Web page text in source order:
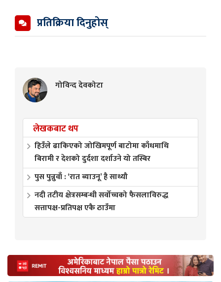
प्रतिक्रिया दिनुहोस्
गोविन्द देवकोटा
लेखकबाट थप
हिउँले ढाकिएको जोखिमपूर्ण बाटोमा काँधमाथि
बिरामी र देशको दुर्दशा दर्शाउने यो तस्बिर
पुस पुन्नुवाँ : ‘रात ब्याउनू’ है साथ्यौ
नदी तटीय क्षेत्रसम्बन्धी सर्वोच्चको फैसलाविरुद्ध
सत्तापक्ष-प्रतिपक्ष एकै ठाउँमा